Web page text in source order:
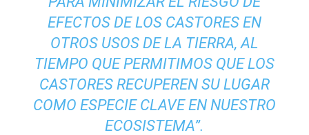
EFECTOS DE LOS CASTORES EN
OTROS USOS DE LA TIERRA, AL
TIEMPO QUE PERMITIMOS QUE LOS
CASTORES RECUPEREN SU LUGAR
COMO ESPECIE CLAVE EN NUESTRO
ECOSISTEMA”.